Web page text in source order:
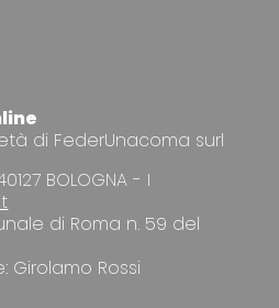
di FederUnacoma surl
BOLOGNA - I
di Roma n. 59 del
Girolamo Rossi